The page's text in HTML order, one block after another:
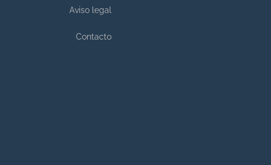
Aviso legal
Contacto